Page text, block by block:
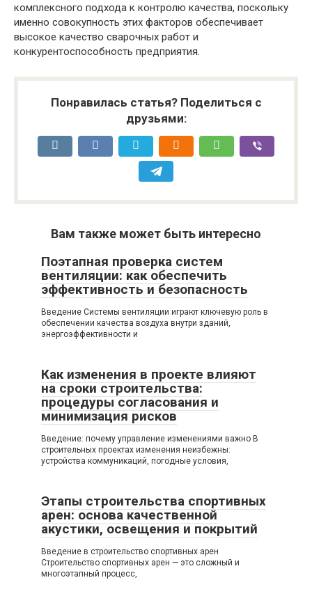
комплексного подхода к контролю качества, поскольку
именно совокупность этих факторов обеспечивает
высокое качество сварочных работ и
конкурентоспособность предприятия.
Понравилась статья? Поделиться с
друзьями:
Вам также может быть интересно
Поэтапная проверка систем
вентиляции: как обеспечить
эффективность и безопасность
Введение Системы вентиляции играют ключевую роль в
обеспечении качества воздуха внутри зданий,
энергоэффективности и
Как изменения в проекте влияют
на сроки строительства:
процедуры согласования и
минимизация рисков
Введение: почему управление изменениями важно В
строительных проектах изменения неизбежны:
устройства коммуникаций, погодные условия,
Этапы строительства спортивных
арен: основа качественной
акустики, освещения и покрытий
Введение в строительство спортивных арен
Строительство спортивных арен — это сложный и
многоэтапный процесс,